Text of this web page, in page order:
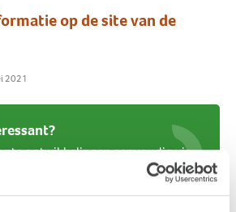
op de site van de
2021
ontwikkelingen eenvoudig via